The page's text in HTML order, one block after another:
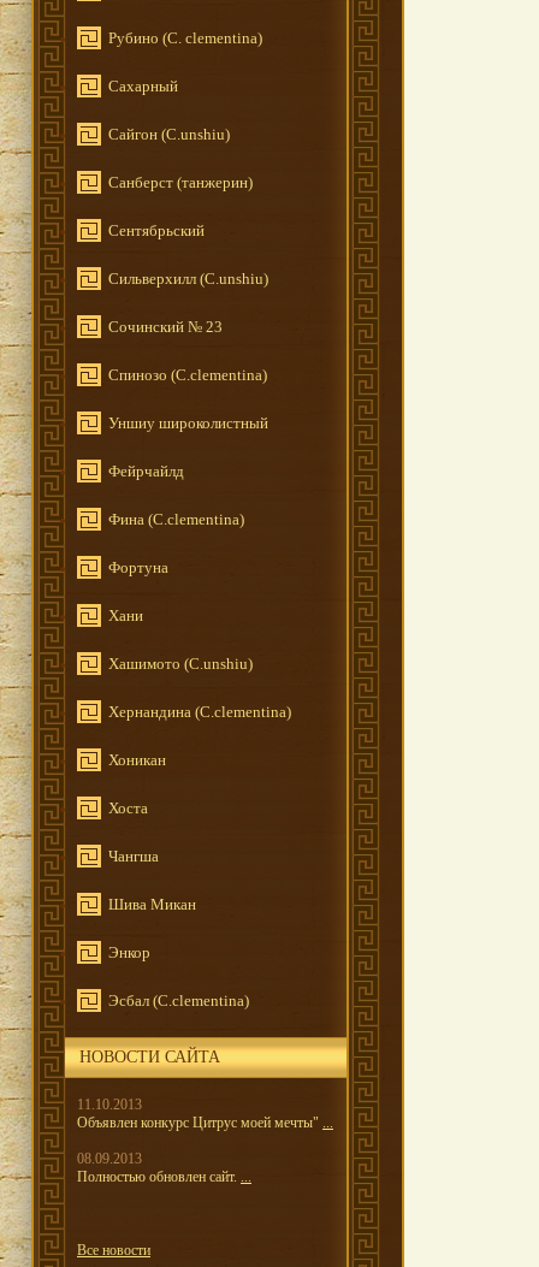
Рубино (C. clementina)
Сахарный
Сайгон (C.unshiu)
Санберст (танжерин)
Сентябрьский
Сильверхилл (C.unshiu)
Сочинский № 23
Спинозо (C.clementina)
Уншиу широколистный
Фейрчайлд
Фина (C.clementina)
Фортуна
Хани
Хашимото (C.unshiu)
Хернандина (C.clementina)
Хоникан
Хоста
Чангша
Шива Микан
Энкор
Эсбал (C.clementina)
НОВОСТИ САЙТА
11.10.2013
Объявлен конкурс Цитрус моей мечты" ...
08.09.2013
Полностью обновлен сайт. ...
Все новости